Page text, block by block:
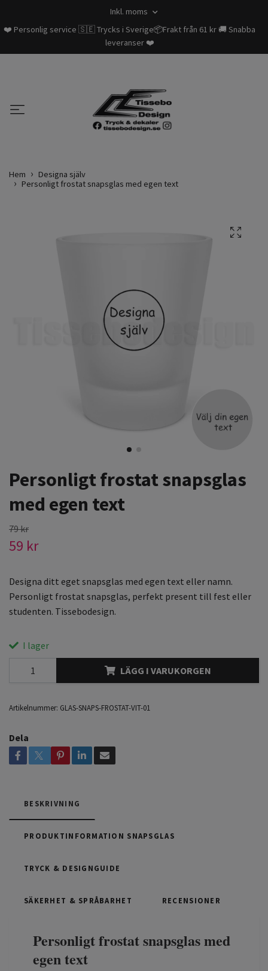
Inkl. moms
❤️ Personlig service 🇸🇪 Trycks i Sverige📦Frakt från 61 kr 🚚 Snabba
leveranser ❤️
Hem
Designa själv
Personligt frostat snapsglas med egen text
Personligt frostat snapsglas
med egen text
79 kr
59 kr
Designa ditt eget snapsglas med egen text eller namn.
Personligt frostat snapsglas, perfekt present till fest eller
studenten. Tissebodesign.
I lager
LÄGG I VARUKORGEN
Artikelnummer: GLAS-SNAPS-FROSTAT-VIT-01
Dela
BESKRIVNING
PRODUKTINFORMATION SNAPSGLAS
TRYCK & DESIGNGUIDE
SÄKERHET & SPRÅBARHET RECENSIONER
Personligt frostat snapsglas med
egen text